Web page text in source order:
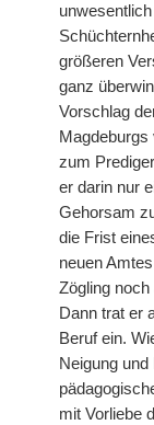
größeren
ganz
Vorschlag
zum
er darin nur
Gehorsam
die Frist
neuen
Zögling
Dann trat er
Beruf ein.
Neigung
mit Vorliebe